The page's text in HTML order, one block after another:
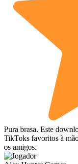
Pura brasa. Este
TikToks favoritos à
os amigos.